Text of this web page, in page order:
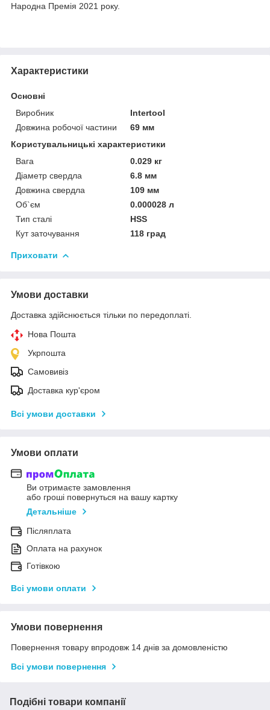
Народна Премія 2021 року.
Характеристики
Основні
Виробник
Intertool
Довжина робочої частини
69 мм
Користувальницькі характеристики
Вага
0.029 кг
Діаметр свердла
6.8 мм
Довжина свердла
109 мм
Об`єм
0.000028 л
Тип сталі
HSS
Кут заточування
118 град
Приховати
Умови доставки
Доставка здійснюється тільки по передоплаті.
Нова Пошта
Укрпошта
Самовивіз
Доставка кур'єром
Всі умови доставки
Умови оплати
Ви отримаєте замовлення
або гроші повернуться на вашу картку
Детальніше
Післяплата
Оплата на рахунок
Готівкою
Всі умови оплати
Умови повернення
Повернення товару впродовж 14 днів за домовленістю
Всі умови повернення
Подібні товари компанії